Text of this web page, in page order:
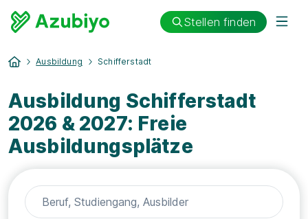
Stellen finden
Ausbildung Schifferstadt
Ausbildung Schifferstadt
2026 & 2027: Freie
Ausbildungsplätze